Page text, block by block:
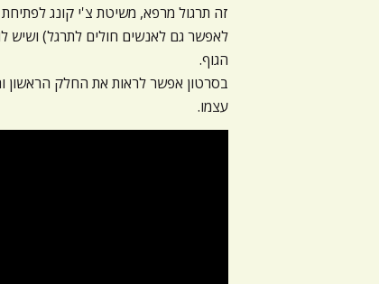
זה תרגול מרפא, משיטת צ'י קונג
לאפשר גם לאנשים חולים לתרגל) ושיש
הגוף.
בסרטון אפשר לראות את החלק הראשון
עצמו.